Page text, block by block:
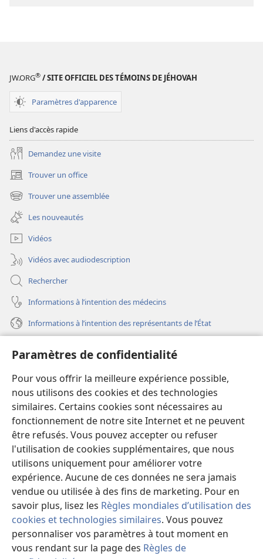
Paramètres de confidentialité
Pour vous offrir la meilleure expérience possible,
nous utilisons des cookies et des technologies
similaires. Certains cookies sont nécessaires au
fonctionnement de notre site Internet et ne peuvent
être refusés. Vous pouvez accepter ou refuser
l'utilisation de cookies supplémentaires, que nous
utilisons uniquement pour améliorer votre
expérience. Aucune de ces données ne sera jamais
vendue ou utilisée à des fins de marketing. Pour en
savoir plus, lisez les Règles mondiales d’utilisation des
cookies et technologies similaires. Vous pouvez
personnaliser vos paramètres à tout moment en
vous rendant sur la page des Règles de
LA
2010
JW.ORG® / SITE OFFICIEL DES TÉMOINS DE JÉHOVAH
Paramètres d'apparence
Liens d'accès rapide
Demandez une visite
Trouver un office
(ouvre
une
nouvelle
fenêtre)
Trouver une assemblée
(ouvre
une
nouvelle
fenêtre)
Les nouveautés
Vidéos
Vidéos avec audiodescription
Rechercher
Informations à l’intention des médecins
Informations à l’intention des représentants de l’État
(ouvre
une
nouvelle
fenêtre)
Bibliothèque en ligne
(ouvre
une
nouvelle
fenêtre)
JW Hub®
(ouvre
une
nouvelle
fenêtre)
JW Library
Watchtower Library
Copyright© 2026 Watch Tower Bible and Tract Society of Pennsylvania.